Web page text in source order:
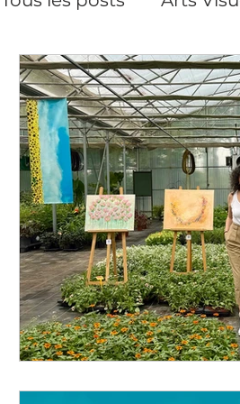
Pilates Pilates,
Performance
Soins du visage
Cineaste-Vidéaste
Artiste peintre Paris